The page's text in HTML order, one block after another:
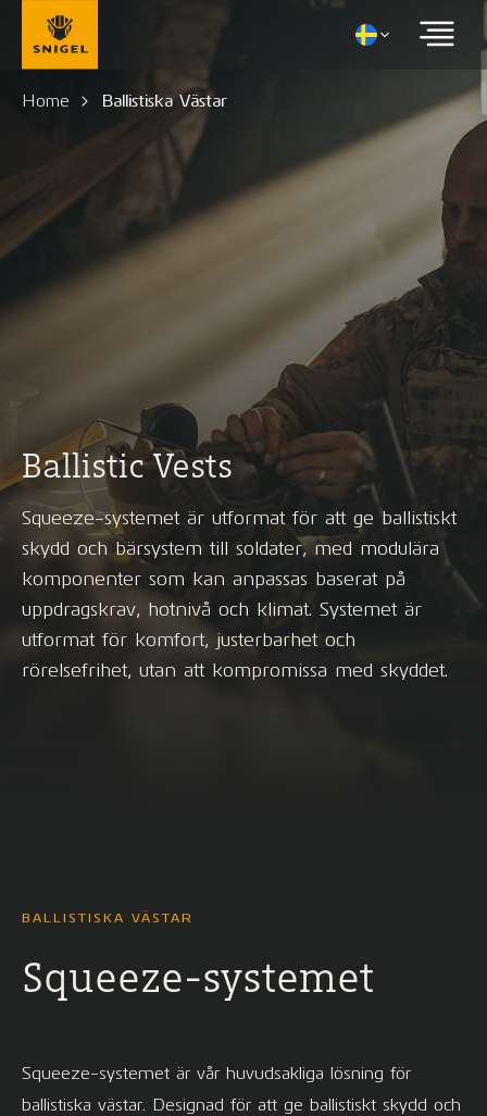
Home Ballistiska Västar
Ballistic Vests
Squeeze-systemet är utformat för att ge ballistiskt
skydd och bärsystem till soldater, med modulära
komponenter som kan anpassas baserat på
uppdragskrav, hotnivå och klimat. Systemet är
utformat för komfort, justerbarhet och
rörelsefrihet, utan att kompromissa med skyddet.
BALLISTISKA VÄSTAR
Squeeze-systemet
Squeeze-systemet är vår huvudsakliga lösning för
ballistiska västar. Designad för att ge ballistiskt skydd och